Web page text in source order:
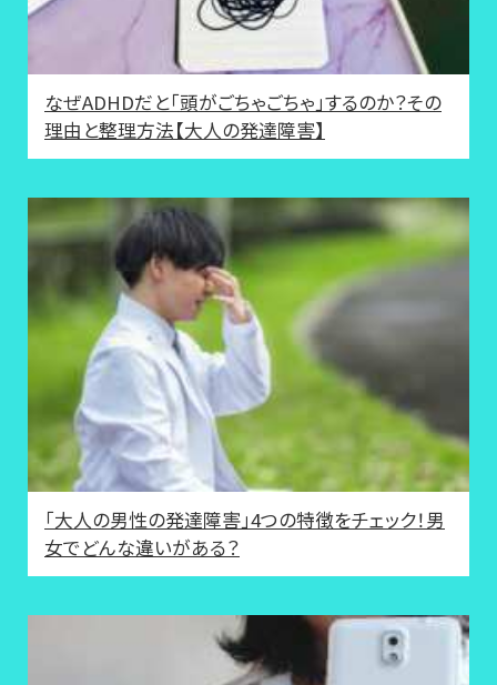
なぜADHDだと「頭がごちゃごちゃ」するのか？その
理由と整理方法【大人の発達障害】
「大人の男性の発達障害」4つの特徴をチェック！男
女でどんな違いがある？